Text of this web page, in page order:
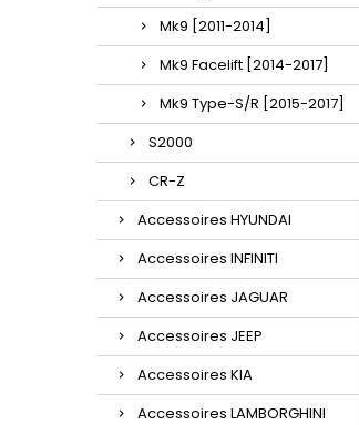
Mk9 [2011-2014]
Mk9 Facelift [2014-2017]
Mk9 Type-S/R [2015-2017]
S2000
CR-Z
Accessoires HYUNDAI
Accessoires INFINITI
Accessoires JAGUAR
Accessoires JEEP
Accessoires KIA
Accessoires LAMBORGHINI